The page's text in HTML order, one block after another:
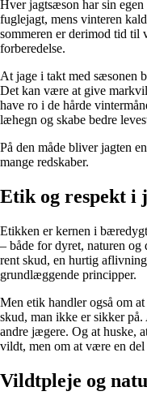
Hver jagtsæson har sin
fuglejagt, mens vinteren
sommeren er derimod tid til
forberedelse.
At jage i takt med sæsonen
Det kan være at give
have ro i de hårde
læhegn og skabe bedre
På den måde bliver jagten
mange redskaber.
Etik og respekt i
Etikken er kernen i
– både for dyret, naturen og
rent skud, en hurtig
grundlæggende principper.
Men etik handler også om
skud, man ikke er sikker
andre jægere. Og at huske,
vildt, men om at være en del
Vildtpleje og